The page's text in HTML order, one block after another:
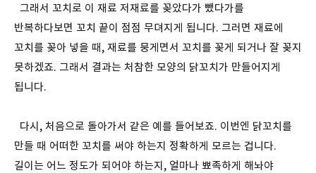
그래서 꼬치로 이 재료 저재료를 꽂았다가 뺐다가를
반복하다보면 꼬치 끝이 점점 무뎌지게 됩니다. 그러면 재료에
꼬치를 꽂아 넣을 때, 재료를 뭉게면서 꼬치를 꽂게 되거나 잘 꽂지
못하겠죠. 그래서 결과는 처참한 모양의 닭꼬치가 만들어지게
됩니다.
다시, 처음으로 돌아가서 같은 예를 들어보죠. 이번엔 닭꼬치를
만들 때 어떠한 꼬치를 써야 하는지 정확하게 모르는 겁니다.
길이는 어느 정도가 되어야 하는지, 얼마나 뾰족하게 해놔야